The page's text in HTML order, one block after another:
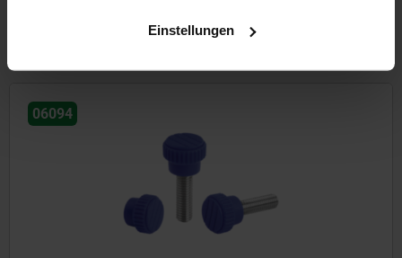
Einstellungen
06094